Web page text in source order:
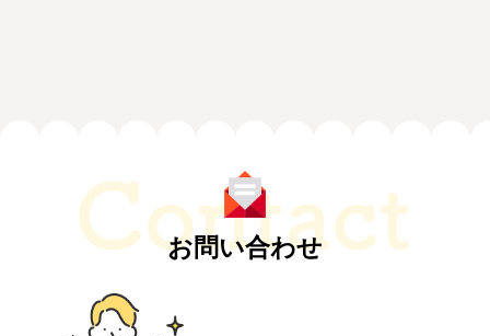
お問い合わせ